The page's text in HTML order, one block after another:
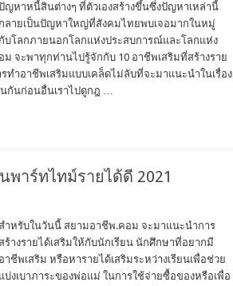
ญหาหนี้สินต่างๆ ที่ตัวเองสร้างขึ้นซึ่งปัญหาเหล่านี้
กลายเป็นปัญหาใหญ่ที่สังคมไทยพบเจอมากในหมู่
โลกภายนอกโลกแห่งประสบการณ์และโลกแห่ง
จะพาทุกท่านไปรู้จักกับ 10 อาชีพเสริมที่สร้างราย
ทำอาชีพเสริมแบบเคล็ดไม่ลับที่จะมาแนะนำในเรื่อง
กันก่อนอื่นเราไปดูกฎ …
พาร์ทไทม์รายได้ดี 2021
สำหรับในวันนี้ สยามอาชีพ.คอม จะมาแนะนำการ
สร้างรายได้เสริมให้กับนักเรียน นักศึกษาที่อยากมี
อาชีพเสริม หรือหารายได้เสริมระหว่างเรียนเพื่อช่วย
แบ่งเบาภาระของพ่อแม่ ในการใช้จ่ายซื้อของหรือเพื่อ